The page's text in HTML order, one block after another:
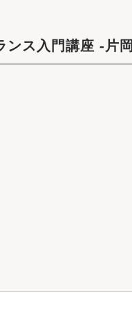
ンス入門講座 -片